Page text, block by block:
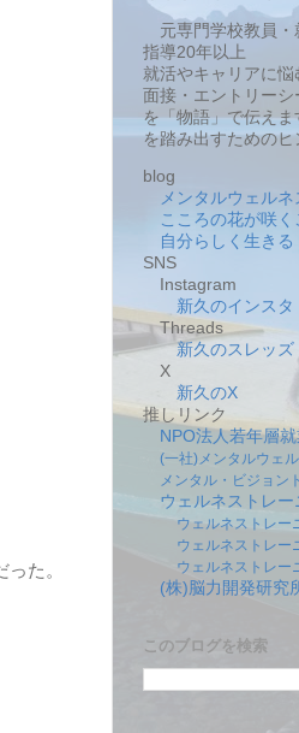
た。
元専門学校教員
指導20年以上
就活やキャリアに悩
面接・エントリー
を「物語」で伝え
を踏み出すための
blog
メンタルウェル
こころの花が咲く
自分らしく生きる
SNS
Instagram
新久のインスタ
Threads
新久のスレッズ
X
新久のX
推しリンク
NPO法人若年層
(一社)メンタルウェ
メンタル・ビジョン
ウェルネストレー
ウェルネストレー
ウェルネストレー
ウェルネストレー
(株)脳力開発研究
このブログを検索